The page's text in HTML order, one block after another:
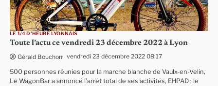
LE 1/4 D'HEURE LYONNAIS
Toute l’actu ce vendredi 23 décembre 2022 à Lyon
Gérald Bouchon vendredi 23 décembre 2022 08:17
500 personnes réunies pour la marche blanche de Vaulx-en-Velin,
Le WagonBar a annoncé l’arrêt total de ses activités, EHPAD : le